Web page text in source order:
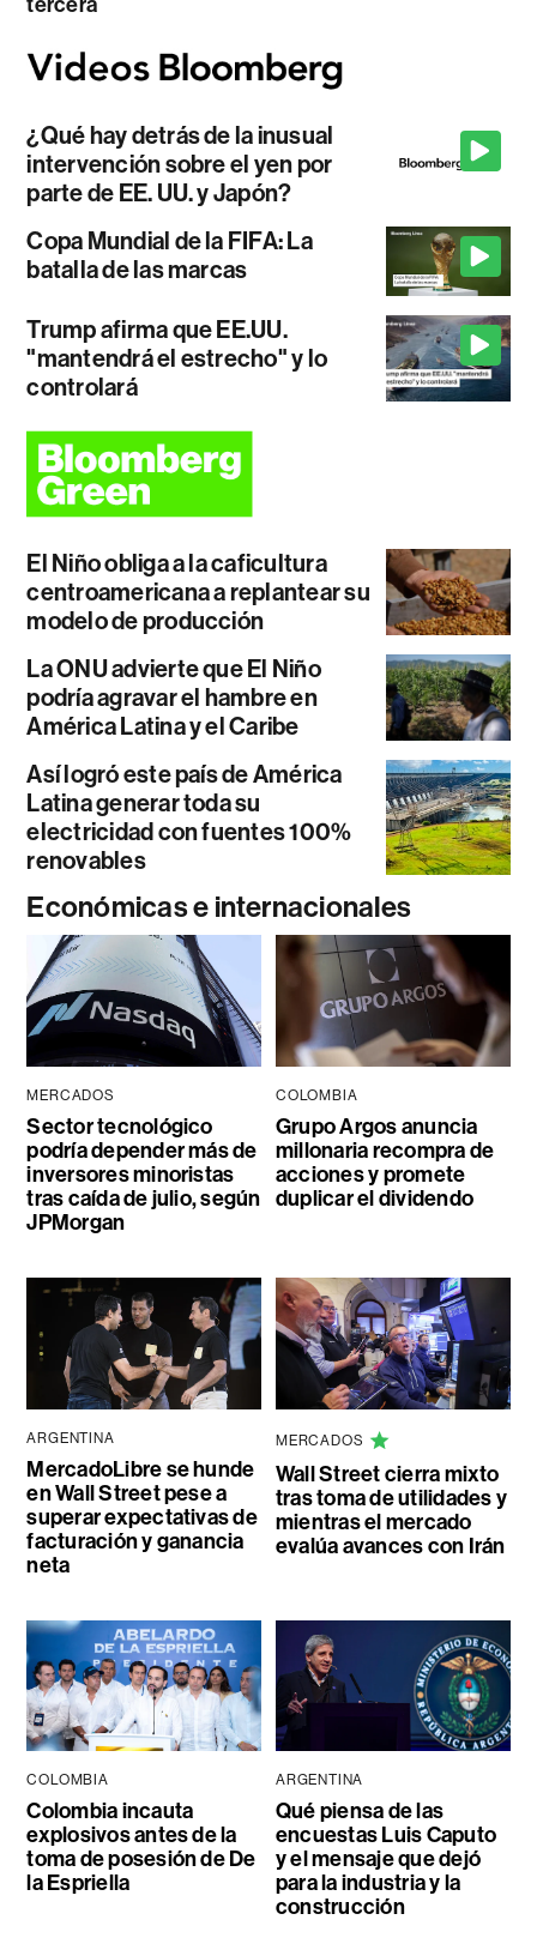
¿Qué hay detrás de la inusual
intervención sobre el yen por
parte de EE. UU. y Japón?
Copa Mundial de la FIFA: La
batalla de las marcas
Trump afirma que EE.UU.
"mantendrá el estrecho" y lo
controlará
El Niño obliga a la caficultura
centroamericana a replantear su
modelo de producción
La ONU advierte que El Niño
podría agravar el hambre en
América Latina y el Caribe
Así logró este país de América
Latina generar toda su
electricidad con fuentes 100%
renovables
Económicas e internacionales
MERCADOS
Sector tecnológico
podría depender más de
inversores minoristas
tras caída de julio, según
JPMorgan
COLOMBIA
Grupo Argos anuncia
millonaria recompra de
acciones y promete
duplicar el dividendo
ARGENTINA
MercadoLibre se hunde
en Wall Street pese a
superar expectativas de
facturación y ganancia
neta
MERCADOS
Wall Street cierra mixto
tras toma de utilidades y
mientras el mercado
evalúa avances con Irán
COLOMBIA
Colombia incauta
explosivos antes de la
toma de posesión de De
la Espriella
ARGENTINA
Qué piensa de las
encuestas Luis Caputo
y el mensaje que dejó
para la industria y la
construcción